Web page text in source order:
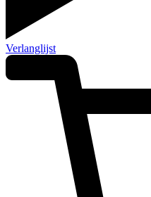
Verlanglijst